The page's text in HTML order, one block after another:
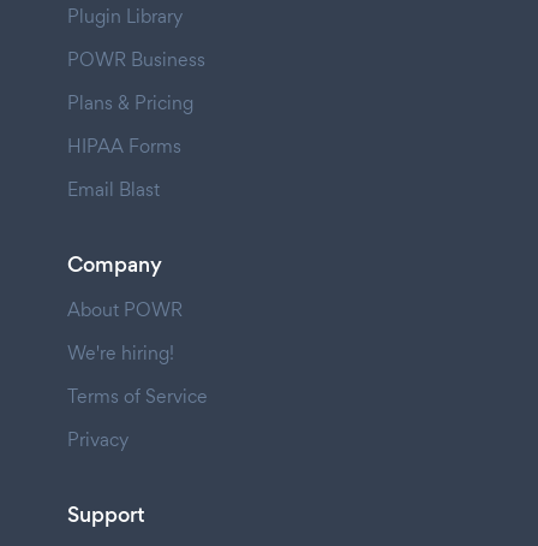
Plugin Library
POWR Business
Plans & Pricing
HIPAA Forms
Email Blast
Company
About POWR
We're hiring!
Terms of Service
Privacy
Support